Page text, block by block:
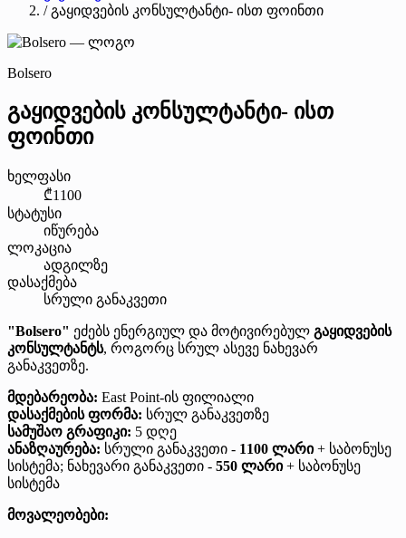
/ გაყიდვების კონსულტანტი- ისთ ფოინთი
Bolsero
გაყიდვების კონსულტანტი- ისთ
ფოინთი
ხელფასი
₾1100
სტატუსი
იწურება
ლოკაცია
ადგილზე
დასაქმება
სრული განაკვეთი
"Bolsero" ეძებს ენერგიულ და მოტივირებულ გაყიდვების
კონსულტანტს, როგორც სრულ ასევე ნახევარ
განაკვეთზე.
მდებარეობა: East Point-ის ფილიალი
დასაქმების ფორმა: სრულ განაკვეთზე
სამუშაო გრაფიკი: 5 დღე
ანაზღაურება: სრული განაკვეთი - 1100 ლარი+ საბონუსე
სისტემა; ნახევარი განაკვეთი - 550 ლარი+ საბონუსე
სისტემა
მოვალეობები: